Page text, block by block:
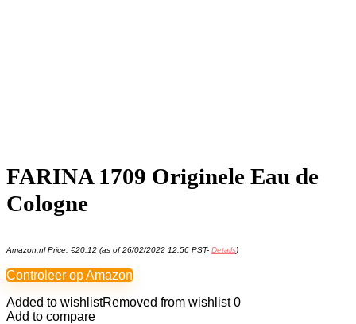
FARINA 1709 Originele Eau de
Cologne
Amazon.nl Price: €20.12 (as of 26/02/2022 12:56 PST- Details)
Controleer op Amazon
Added to wishlistRemoved from wishlist 0
Add to compare